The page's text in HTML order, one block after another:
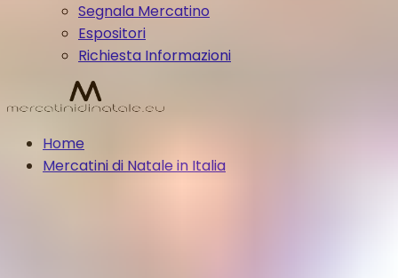
Segnala Mercatino
Espositori
Richiesta Informazioni
Home
Mercatini di Natale in Italia